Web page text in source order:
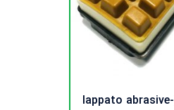
ابرسیو کاشی(lappato abrasive-